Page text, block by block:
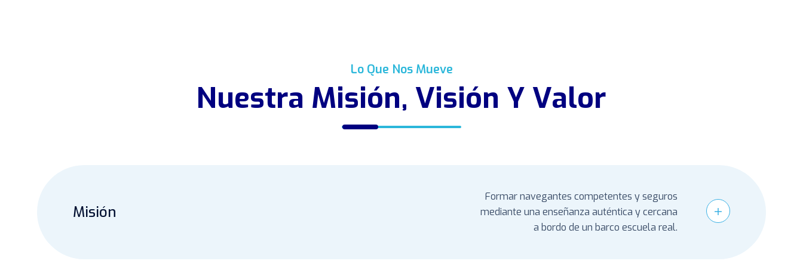
Lo Que Nos Mueve
Nuestra Misión, Visión Y Valor
Misión
Formar navegantes competentes y seguros
mediante una enseñanza auténtica y cercana
a bordo de un barco escuela real.